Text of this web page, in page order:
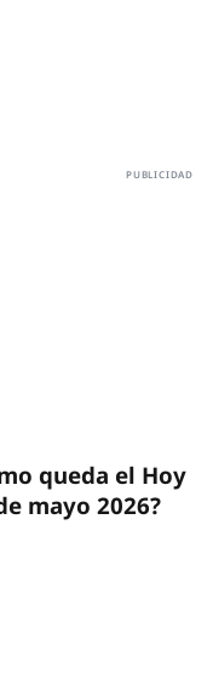
queda el Hoy
mayo 2026?